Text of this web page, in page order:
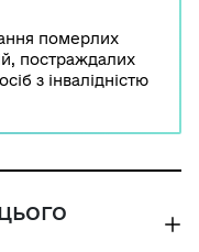
померлих
постраждалих
з інвалідністю
подання заяви